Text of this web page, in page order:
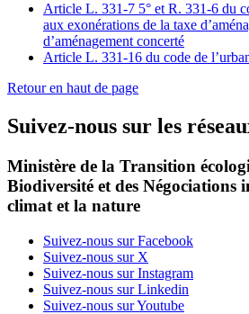
Article L. 331-7 5° et R. 331-6 du
aux exonérations de la taxe
d’aménagement concerté
Article L. 331-16 du code de
Retour en haut de page
Suivez-nous sur les
Ministère de la Transition
Biodiversité et des Négociations
climat et la nature
Suivez-nous sur Facebook
Suivez-nous sur X
Suivez-nous sur Instagram
Suivez-nous sur Linkedin
Suivez-nous sur Youtube